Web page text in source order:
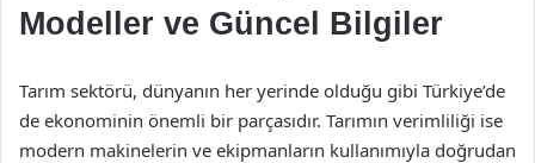
Modeller ve Güncel Bilgiler
Tarım sektörü, dünyanın her yerinde olduğu gibi Türkiye’de
de ekonominin önemli bir parçasıdır. Tarımın verimliliği ise
modern makinelerin ve ekipmanların kullanımıyla doğrudan